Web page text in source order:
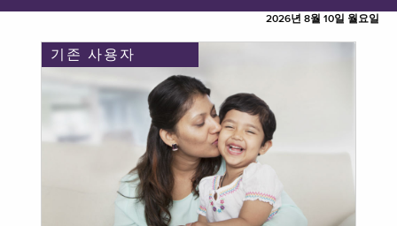
2026년 8월 10일 월요일
기존 사용자